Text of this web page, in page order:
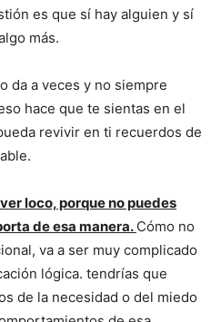
es que sí hay alguien y sí
más.
da a veces y no siempre
hace que te sientas en el
revivir en ti recuerdos de
loco, porque no puedes
de esa manera. Cómo no
va a ser muy complicado
lógica. tendrías que
de la necesidad o del miedo